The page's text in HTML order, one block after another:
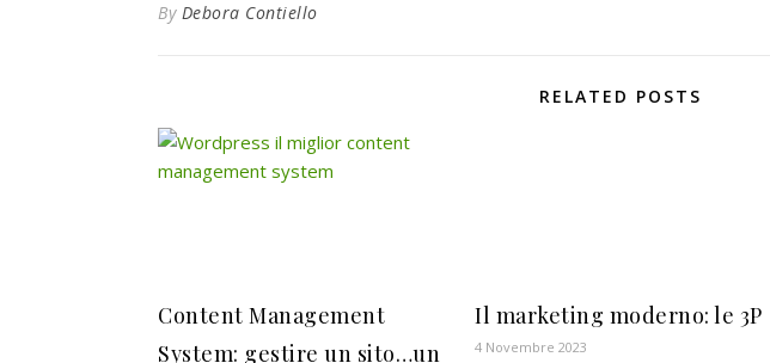
By Debora Contiello
RELATED POSTS
Content Management
System: gestire un sito…un
Il marketing moderno: le 3P
4 Novembre 2023